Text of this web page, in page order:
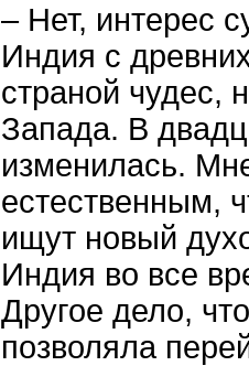
– Нет, интерес
Индия с
страной чудес,
Запада. В
изменилась.
естественным,
ищут новый
Индия во все
Другое дело,
позволяла